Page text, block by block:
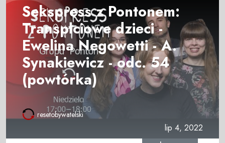
Sekspress z Pontonem:
Transpłciowe dzieci -
Ewelina Negowetti - A.
Synakiewicz - odc. 54
(powtórka)
resetobywatelski
lip 4, 2022